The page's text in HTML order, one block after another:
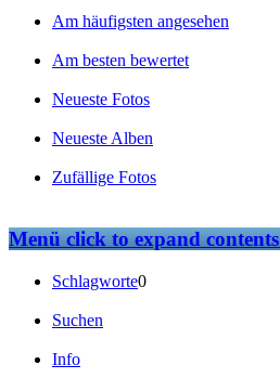
Am häufigsten angesehen
Am besten bewertet
Neueste Fotos
Neueste Alben
Zufällige Fotos
Menüclick to expand contents
Schlagworte0
Suchen
Info